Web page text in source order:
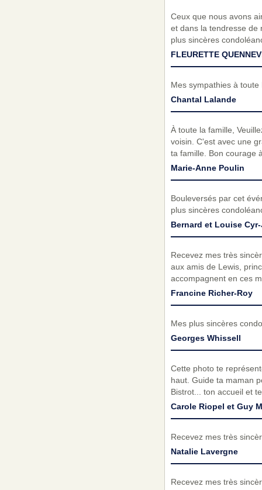
Ceux que nous avons
et dans la tendresse de
plus sincères
FLEURETTE
Mes sympathies à toute
Chantal Lalande
À toute la famille,
voisin. C'est avec une
ta famille. Bon courage
Marie-Anne Poulin
Bouleversés par cet
plus sincères
Bernard et Louise
Recevez mes très
aux amis de Lewis,
accompagnent en ces
Francine Richer-Roy
Mes plus sincères
Georges Whissell
Cette photo te
haut. Guide ta maman
Bistrot... ton accueil et
Carole Riopel et Guy
Recevez mes très
Natalie Lavergne
Recevez mes très